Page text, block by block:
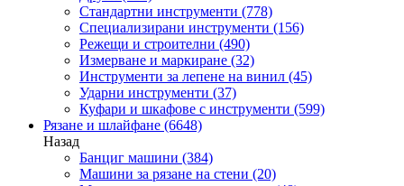
Стандартни инструменти (778)
Специализирани инструменти (156)
Режещи и строителни (490)
Измерване и маркиране (32)
Инструменти за лепене на винил (45)
Ударни инструменти (37)
Куфари и шкафове с инструменти (599)
Рязане и шлайфане (6648)
Назад
Банциг машини (384)
Машини за рязане на стени (20)